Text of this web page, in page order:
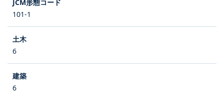
101-1
6
6